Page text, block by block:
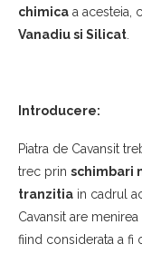
chimica a acesteia,
Vanadiu si Silicat
Introducere:
Piatra de Cavansit
trec prin schimbari
tranzitia in cadrul
Cavansit are
fiind considerata a fi